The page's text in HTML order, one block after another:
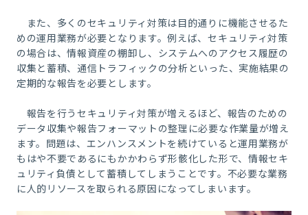
また、多くのセキュリティ対策は目的通りに機能させるた
めの運用業務が必要となります。例えば、セキュリティ対策
の場合は、情報資産の棚卸し、システムへのアクセス履歴の
収集と蓄積、通信トラフィックの分析といった、実施結果の
定期的な報告を必要とします。
報告を行うセキュリティ対策が増えるほど、報告のための
データ収集や報告フォーマットの整理に必要な作業量が増え
ます。問題は、エンハンスメントを続けていると運用業務が
もはや不要であるにもかかわらず形骸化した形で、情報セキ
ュリティ負債として蓄積してしまうことです。不必要な業務
に人的リソースを取られる原因になってしまいます。